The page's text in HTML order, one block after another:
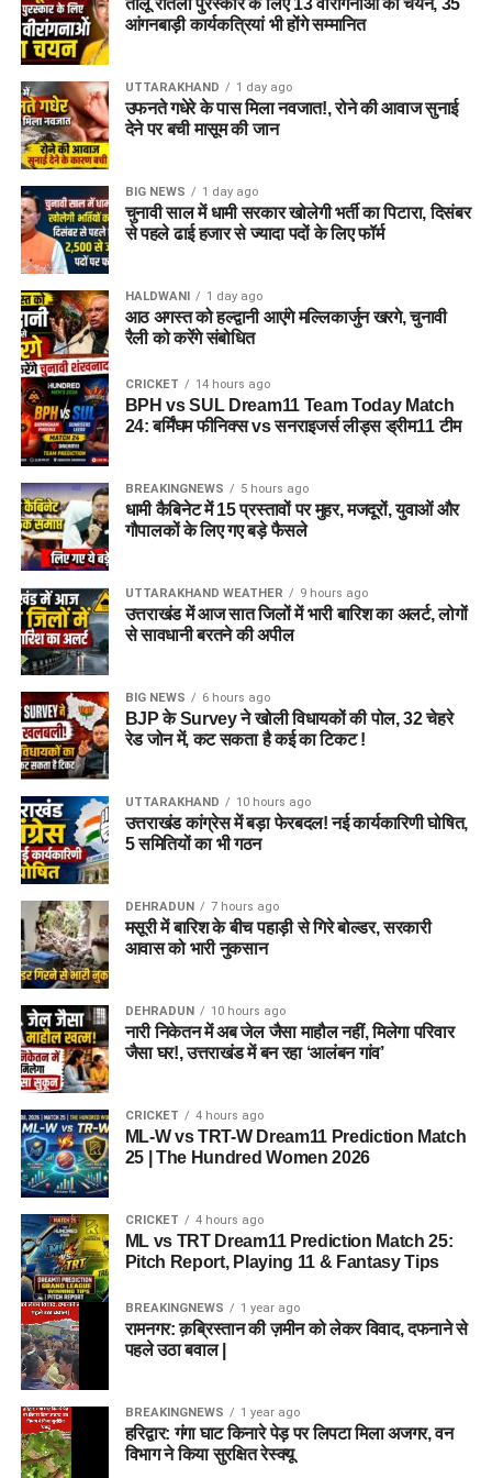
अगर यह योजना धरातल पर उतरती है तो संस्थागत जीवन की जगह उन्हें
परिवार जैसा माहौल, बेहतर स्वतंत्रता और सामाजिक वातावरण मिल
सकेगा। इससे बच्चों और महिलाओं के मानसिक और सामाजिक विकास में
भी मदद मिलने की उम्मीद है।
आंगनबाड़ी कार्यकत्रियां भी होंगे सम्मानित
UTTARAKHAND 1 day ago
उफनते गधेरे के पास मिला नवजात!, रोने की आवाज सुनाई
देने पर बची मासूम की जान
BIG NEWS 1 day ago
चुनावी साल में धामी सरकार खोलेगी भर्ती का पिटारा, दिसंबर
से पहले ढाई हजार से ज्यादा पदों के लिए फॉर्म
HALDWANI 1 day ago
आठ अगस्त को हल्द्वानी आएंगे मल्लिकार्जुन खरगे, चुनावी
रैली को करेंगे संबोधित
CRICKET 14 hours ago
BPH vs SUL Dream11 Team Today Match
24: बर्मिंघम फीनिक्स vs सनराइजर्स लीड्स ड्रीम11 टीम
BREAKINGNEWS 5 hours ago
धामी कैबिनेट में 15 प्रस्तावों पर मुहर, मजदूरों, युवाओं और
गौपालकों के लिए गए बड़े फैसले
UTTARAKHAND WEATHER 9 hours ago
उत्तराखंड में आज सात जिलों में भारी बारिश का अलर्ट, लोगों
से सावधानी बरतने की अपील
BIG NEWS 6 hours ago
BJP के Survey ने खोली विधायकों की पोल, 32 चेहरे
रेड जोन में, कट सकता है कई का टिकट !
UTTARAKHAND 10 hours ago
उत्तराखंड कांग्रेस में बड़ा फेरबदल! नई कार्यकारिणी घोषित,
5 समितियों का भी गठन
DEHRADUN 7 hours ago
मसूरी में बारिश के बीच पहाड़ी से गिरे बोल्डर, सरकारी
आवास को भारी नुकसान
DEHRADUN 10 hours ago
नारी निकेतन में अब जेल जैसा माहौल नहीं, मिलेगा परिवार
जैसा घर!, उत्तराखंड में बन रहा ‘आलंबन गांव’
CRICKET 4 hours ago
ML-W vs TRT-W Dream11 Prediction Match
25 | The Hundred Women 2026
CRICKET 4 hours ago
ML vs TRT Dream11 Prediction Match 25:
Pitch Report, Playing 11 & Fantasy Tips
BREAKINGNEWS 1 year ago
रामनगर: क़ब्रिस्तान की ज़मीन को लेकर विवाद, दफनाने से
पहले उठा बवाल |
BREAKINGNEWS 1 year ago
हरिद्वार: गंगा घाट किनारे पेड़ पर लिपटा मिला अजगर, वन
विभाग ने किया सुरक्षित रेस्क्यू